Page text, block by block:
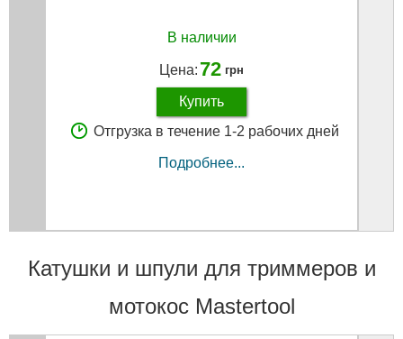
В наличии
Цена: 72 грн
Купить
Отгрузка в течение 1-2 рабочих дней
Подробнее...
Катушки и шпули для триммеров и
мотокос Mastertool